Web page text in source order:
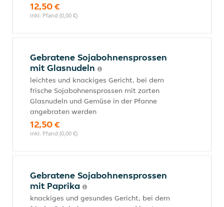
12,50 €
inkl. Pfand (0,00 €)
Gebratene Sojabohnensprossen
mit Glasnudeln
leichtes und knackiges Gericht, bei dem
frische Sojabohnensprossen mit zarten
Glasnudeln und Gemüse in der Pfanne
angebraten werden
12,50 €
inkl. Pfand (0,00 €)
Gebratene Sojabohnensprossen
mit Paprika
knackiges und gesundes Gericht, bei dem